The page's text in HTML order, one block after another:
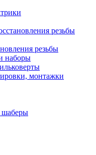
резьбы
резьбы
наборы
монтажки
шаберы